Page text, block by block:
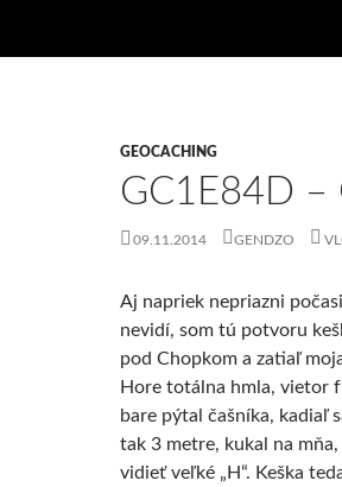
GEOCACHING
GC1E84D –
09.11.2014 GENDZO
Aj napriek nepriazni
nevidí, som tú potvoru
pod Chopkom a zatiaľ
Hore totálna hmla, vietor
bare pýtal čašníka, kadiaľ
tak 3 metre, kukal na
vidieť veľké „H“. Keška